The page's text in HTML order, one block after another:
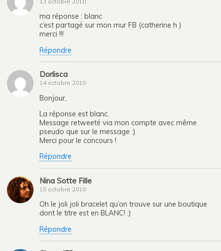
ma réponse : blanc
c’est partagé sur mon mur FB (catherine h )
merci !!!
Répondre
Dorlisca
14 octobre 2010
Bonjour,
La réponse est blanc.
Message retweeté via mon compte avec même
pseudo que sur le message :)
Merci pour le concours !
Répondre
Nina Sotte Fille
15 octobre 2010
Oh le joli joli bracelet qu’on trouve sur une boutique
dont le titre est en BLANC! ;)
Répondre